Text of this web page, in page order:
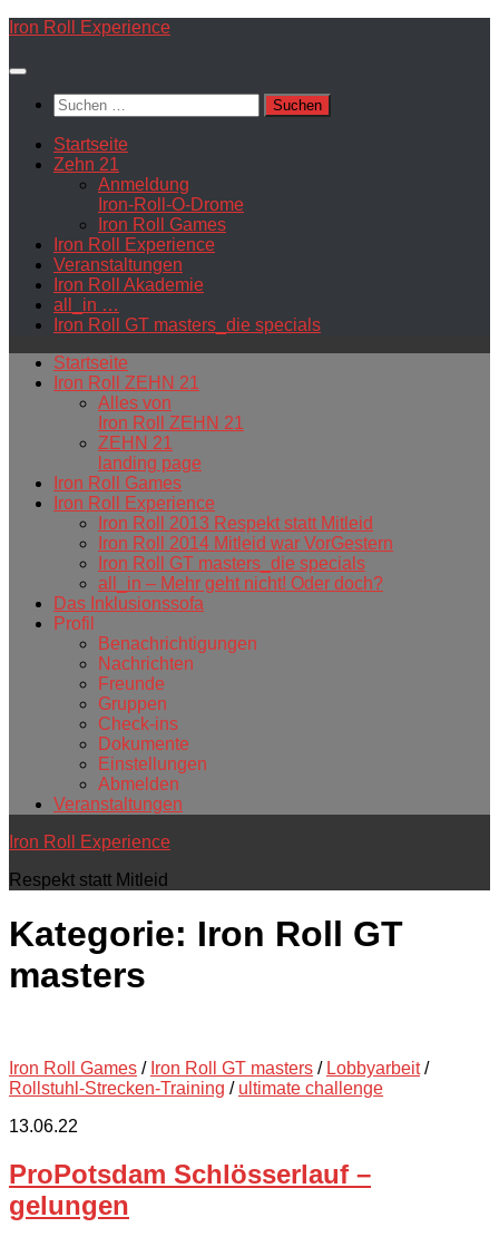
Zum
springen
Iron Roll Experience
Suchen
nach:
Startseite
Zehn 21
Anmeldung
Iron-Roll-O-Drome
Iron Roll Games
Iron Roll Experience
Veranstaltungen
Iron Roll Akademie
all_in …
Iron Roll GT masters_die specials
Startseite
Iron Roll ZEHN 21
Alles von
Iron Roll ZEHN 21
ZEHN 21
landing page
Iron Roll Games
Iron Roll Experience
Iron Roll 2013 Respekt statt Mitleid
Iron Roll 2014 Mitleid war VorGestern
Iron Roll GT masters_die specials
all_in – Mehr geht nicht! Oder doch?
Das Inklusionssofa
Profil
Benachrichtigungen
Nachrichten
Freunde
Gruppen
Check-ins
Dokumente
Einstellungen
Abmelden
Veranstaltungen
Iron Roll Experience
Respekt statt Mitleid
Kategorie: Iron Roll GT
masters
Iron Roll Games / Iron Roll GT masters / Lobbyarbeit/
Rollstuhl-Strecken-Training / ultimate challenge
13.06.22
ProPotsdam Schlösserlauf –
gelungen